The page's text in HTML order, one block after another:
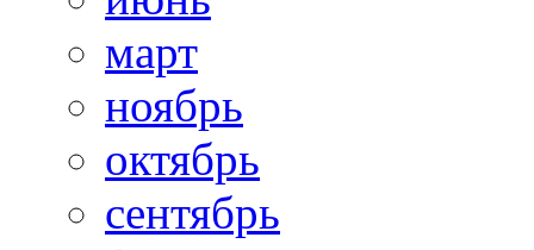
март
ноябрь
октябрь
сентябрь